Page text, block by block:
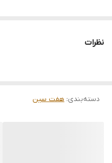
نظرات
دسته‌بندی: هفت سین